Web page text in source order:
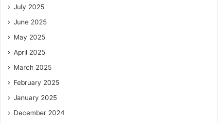
July 2025
June 2025
May 2025
April 2025
March 2025
February 2025
January 2025
December 2024